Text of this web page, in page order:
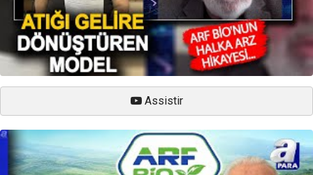
Assistir